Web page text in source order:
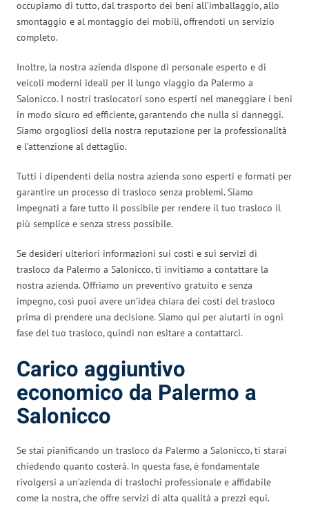
occupiamo di tutto, dal trasporto dei beni all’imballaggio, allo
smontaggio e al montaggio dei mobili, offrendoti un servizio
completo.
Inoltre, la nostra azienda dispone di personale esperto e di
veicoli moderni ideali per il lungo viaggio da Palermo a
Salonicco. I nostri traslocatori sono esperti nel maneggiare i beni
in modo sicuro ed efficiente, garantendo che nulla si danneggi.
Siamo orgogliosi della nostra reputazione per la professionalità
e l’attenzione al dettaglio.
Tutti i dipendenti della nostra azienda sono esperti e formati per
garantire un processo di trasloco senza problemi. Siamo
impegnati a fare tutto il possibile per rendere il tuo trasloco il
più semplice e senza stress possibile.
Se desideri ulteriori informazioni sui costi e sui servizi di
trasloco da Palermo a Salonicco, ti invitiamo a contattare la
nostra azienda. Offriamo un preventivo gratuito e senza
impegno, così puoi avere un’idea chiara dei costi del trasloco
prima di prendere una decisione. Siamo qui per aiutarti in ogni
fase del tuo trasloco, quindi non esitare a contattarci.
Carico aggiuntivo
economico da Palermo a
Salonicco
Se stai pianificando un trasloco da Palermo a Salonicco, ti starai
chiedendo quanto costerà. In questa fase, è fondamentale
rivolgersi a un’azienda di traslochi professionale e affidabile
come la nostra, che offre servizi di alta qualità a prezzi equi.